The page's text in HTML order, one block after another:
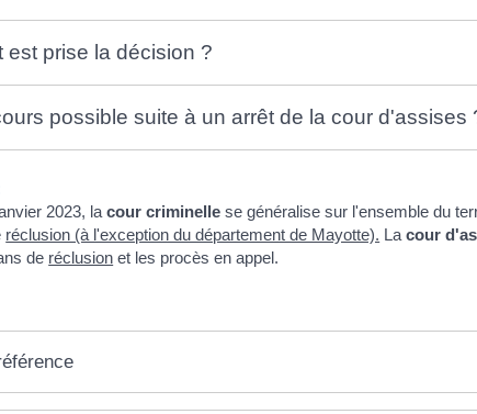
est prise la décision ?
possible suite à un arrêt de la cour d'assises
2023, lacour criminelle se généralise sur l'ensemble du
réclusion (à l'exception du département de Mayotte). Lacour
de réclusion et les procès en appel.